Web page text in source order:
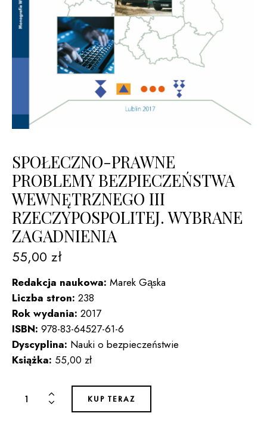
SPOŁECZNO-PRAWNE
PROBLEMY BEZPIECZEŃSTWA
WEWNĘTRZNEGO III
RZECZYPOSPOLITEJ. WYBRANE
ZAGADNIENIA
55,00 zł
Redakcja naukowa: Marek Gąska
Liczba stron: 238
Rok wydania: 2017
ISBN: 978-83-64527-61-6
Dyscyplina: Nauki o bezpieczeństwie
Książka: 55,00 zł
ilość
SPOŁECZNO-
KUP TERAZ